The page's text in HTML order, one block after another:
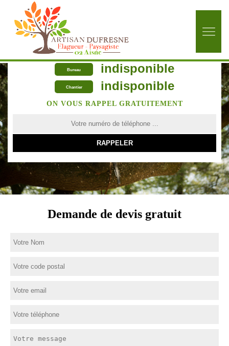
Bureau indisponible
Chantier indisponible
ON VOUS RAPPEL GRATUITEMENT
Demande de devis gratuit